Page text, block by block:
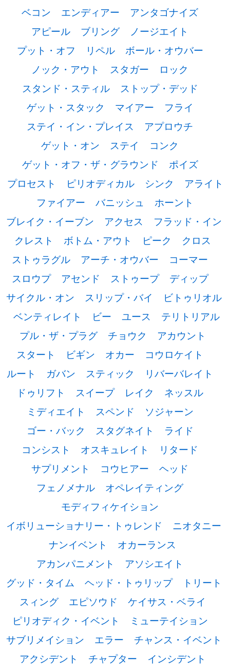
ベコン
エンディアー
アンタゴナイズ
アピール
ブリング
ノージエイト
プット・オフ
リペル
ボール・オウバー
ノック・アウト
スタガー
ロック
スタンド・スティル
ストップ・デッド
ゲット・スタック
マイアー
フライ
ステイ・イン・プレイス
アプロウチ
ゲット・オン
ステイ
コンク
ゲット・オフ・ザ・グラウンド
ポイズ
プロセスト
ピリオディカル シンク
アライト
ファイアー
バニッシュ
ホーント
ブレイク・イーブン
アクセス
フラッド・イン
クレスト
ボトム・アウト ピーク
クロス
ストゥラグル
アーチ・オウバー
コーマー
スロウプ
アセンド ストゥープ
ディップ
サイクル・オン
スリップ・バイ
ビトゥリオル
ベンティレイト
ビー ユース
テリトリアル
プル・ザ・プラグ
チョウク
アカウント
スタート
ビギン オカー
コウロケイト
ルート
ガバン スティック
リバーバレイト
ドゥリフト
スイープ レイク
ネッスル
ミディエイト
スペンド
ソジャーン
ゴー・バック
スタグネイト
ライド
コンシスト
オスキュレイト
リタード
サプリメント
コウヒアー
ヘッド
フェノメナル
オペレイティング
モディフィケイション
イボリューショナリー・トゥレンド
ニオタニー
ナンイベント
オカーランス
アカンパニメント
アソシエイト
グッド・タイム
ヘッド・トゥリップ
トリート
スィング
エピソウド
ケイサス・ベライ
ピリオディク・イベント
ミューテイション
サブリメイション
エラー
チャンス・イベント
アクシデント
チャプター
インシデント